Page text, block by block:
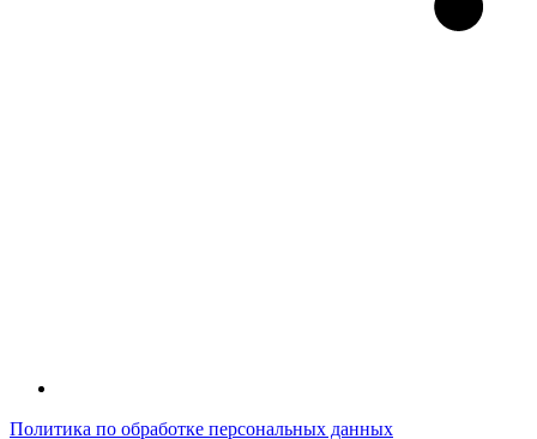
Политика по обработке персональных данных